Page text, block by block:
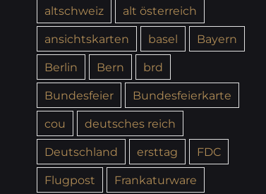
altschweiz
alt österreich
ansichtskarten
basel
Bayern
Berlin
Bern
brd
Bundesfeier
Bundesfeierkarte
cou
deutsches reich
Deutschland
ersttag
FDC
Flugpost
Frankaturware